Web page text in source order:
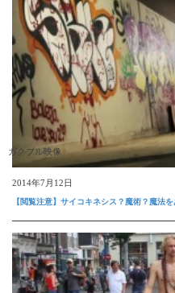
ガクブル映像
2014年7月12日
【閲覧注意】サイコキネシス？魔術？魔法